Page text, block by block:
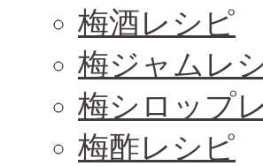
梅酒レシピ
梅ジャムレ
梅シロップ
梅酢レシピ